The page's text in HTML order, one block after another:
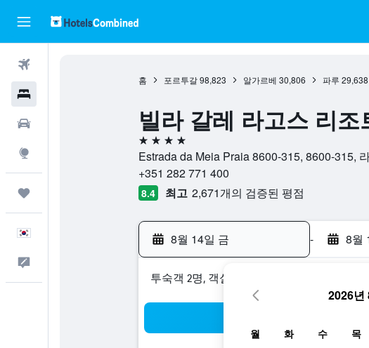
홈 포르투갈 98,823 알가르베 30,806 파루 29,638
빌라 갈레 라고스 리
4성급
Estrada da Meia Praia 8600-315, 8600-315,
+351 282 771 400
8.4 최고 2,671개의 검증된 평점
8월 14일 금 - 8월
​투숙객 2​명, ​객실 1개
2026년
월 화 수 목